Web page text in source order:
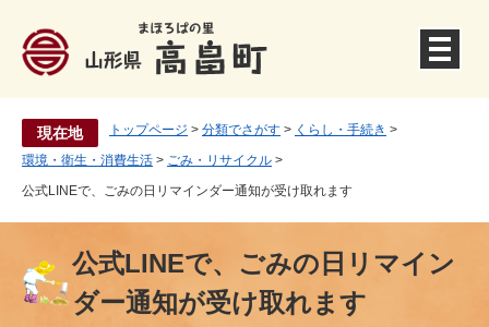
現在地 トップページ > 分類でさがす > くらし・手続き >
環境・衛生・消費生活 > ごみ・リサイクル >
公式LINEで、ごみの日リマインダー通知が受け取れます
公式LINEで、ごみの日リマイン
ダー通知が受け取れます